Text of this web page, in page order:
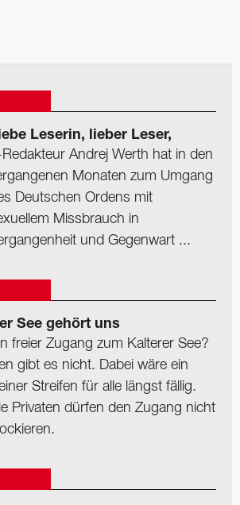
Leserin, lieber Leser,
Andrej Werth hat in den
Monaten zum Umgang
Deutschen Ordens mit
Missbrauch in
und Gegenwart ...
See gehört uns
freier Zugang zum Kalterer See?
gibt es nicht. Dabei wäre ein
Streifen für alle längst fällig.
Privaten dürfen den Zugang nicht